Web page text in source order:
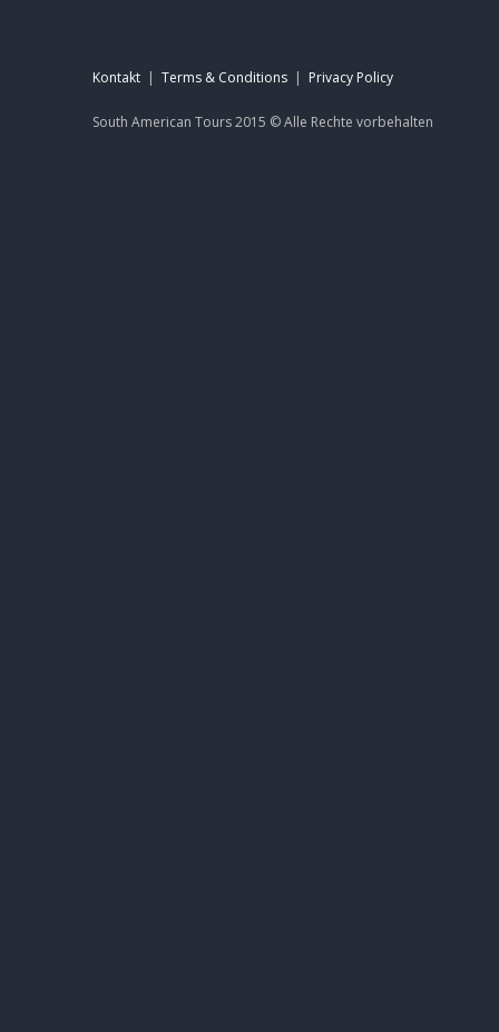
Kontakt | Terms & Conditions | Privacy Policy
South American Tours 2015 ©Alle Rechte vorbehalten